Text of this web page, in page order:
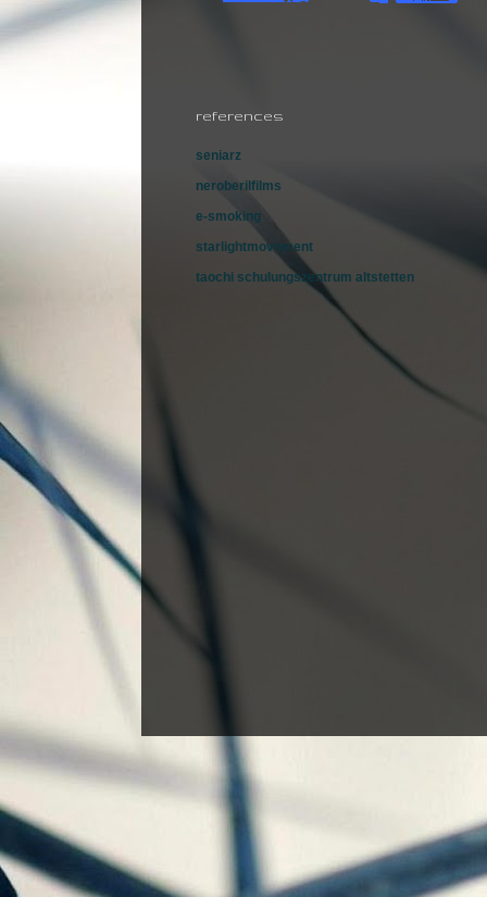
references
seniarz
neroberilfilms
e-smoking
starlightmovement
taochi schulungszentrum altstetten